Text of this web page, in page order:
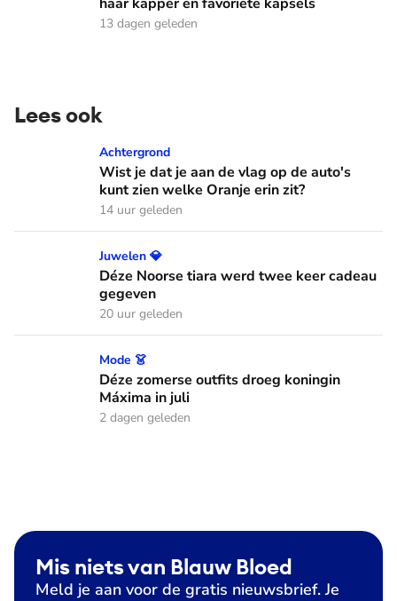
13 dagen geleden
Lees ook
Wist je dat je aan de vlag op de auto's kunt zien welke
Achtergrond
Wist je dat je aan de vlag op de auto's
kunt zien welke Oranje erin zit?
14 uur geleden
Déze Noorse tiara werd twee keer cadeau gegeven
Juwelen 💎
Déze Noorse tiara werd twee keer cadeau
gegeven
20 uur geleden
Déze zomerse outfits droeg koningin Máxima in juli
Mode 👗
Déze zomerse outfits droeg koningin
Máxima in juli
2 dagen geleden
Mis niets van Blauw Bloed
Meld je aan voor de gratis nieuwsbrief. Je